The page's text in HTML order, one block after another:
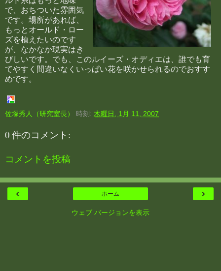
で、おちついた雰囲気
です。場所があれば、
もっとオールド・ロー
ズを植えたいのです
が、なかなか現実はき
びしいです。でも、このルイーズ・オディエは、誰でも育
てやすく間違いなくいっぱい花を咲かせられるのでおすす
めです。
佐塚秀人（研究室長） 時刻: 木曜日, 1月 11, 2007
0 件のコメント:
コメントを投稿
‹ ›
ホーム
ウェブ バージョンを表示